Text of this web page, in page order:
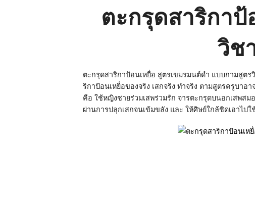
อาจารย์
อัคร
สร้าง
และ
เสก
ตะกรุดสาริกา
วิช
ตะกรุดสาริกาป้อนเหยื่อ สูตรเขมรมนต์ดำ แบบกามสูตร
ริกาป้อนเหยื่อของจริง เสกจริง ทำจริง ตามสูตรครูบา
คือ ใช้หญิงชายร่วมเสพร่วมรัก จารตะกรุดบนอกเสพส
ผ่านการปลุกเสกจนเข้มขลัง และ ให้ศิษย์ใกล้ชิดเอาไป